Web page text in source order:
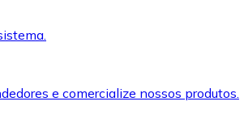
e comercialize nossos produtos.